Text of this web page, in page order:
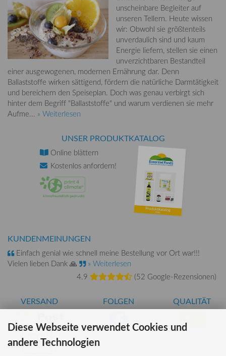
unscheinbare Begleiter auf
unseren Tellern. Heute wissen
wir: Obwohl sie größtenteils
unverdaulich sind und kaum
Energie liefern, stellen sie einen
unverzichtbaren Bestandteil
einer ausgewogenen, modernen Ernährung dar. Denn
Ballaststoffe wirken sättigend, fördern die natürliche Darmtätigkeit
und bereichern den Speiseplan. Doch was genau verbirgt sich
hinter dem Begriff "Ballaststoffe" und warum verdienen sie mehr
Aufme... » Weiterlesen
UNSER PRODUKTKATALOG
Online blättern
Kostenlos anfordern!
KUNDENMEINUNGEN
Einfach genial wie schnell meine Bestellung vor Ort war!!!
Vielen lieben Dank 🙏
» Weiterlesen
4.9
(52 Google-Rezensionen)
VERSAND FOLGEN QUALITÄT
AT-BIO-401
Diese Webseite verwendet Cookies und
andere Technologien